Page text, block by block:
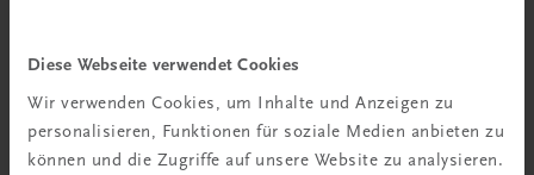
Diese Webseite verwendet Cookies
Wir verwenden Cookies, um Inhalte und Anzeigen zu
personalisieren, Funktionen für soziale Medien anbieten zu
können und die Zugriffe auf unsere Website zu analysieren.
Schon entdeckt?
Ratgeber Schulpraxis
Mehr dazu